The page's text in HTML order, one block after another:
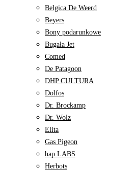
Belgica De Weerd
Beyers
Bony podarunkowe
Bugała Jet
Comed
De Patagoon
DHP CULTURA
Dolfos
Dr. Brockamp
Dr. Wolz
Elita
Gas Pigeon
hap LABS
Herbots